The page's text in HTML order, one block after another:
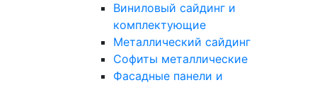
Виниловый сайдинг и
комплектующие
Металлический сайдинг
Софиты металлические
Фасадные панели и